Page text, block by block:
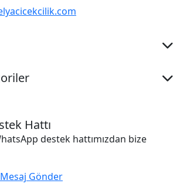
Hattı
destek hattımızdan bize
Gönder